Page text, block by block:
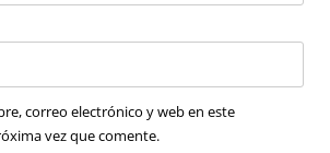
correo electrónico y web en este
vez que comente.